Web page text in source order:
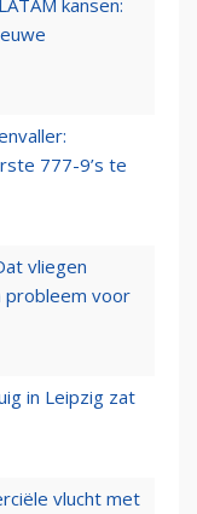
kansen:
777-9’s te
vliegen
voor
in Leipzig zat
vlucht met